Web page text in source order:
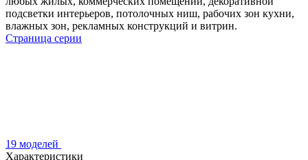
подсветки интерьеров, потолочных ниш, рабочих зон кухни,
влажных зон, рекламных конструкций и витрин.
Страница серии
19 моделей
Характеристики